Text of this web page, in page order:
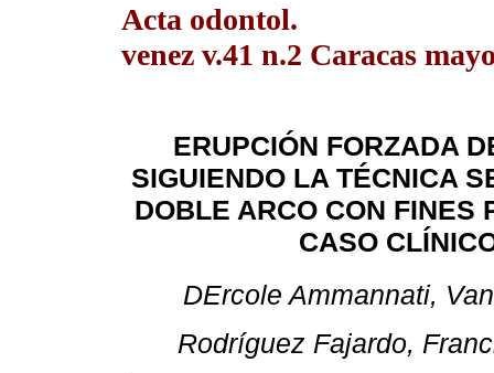
Acta odontol.
venez v.41 n.2 Caracas
ERUPCIÓN FORZADA
SIGUIENDO LA TÉCNICA
DOBLE ARCO CON FINES
CASO
DErcole Ammannati,
Rodríguez Fajardo,